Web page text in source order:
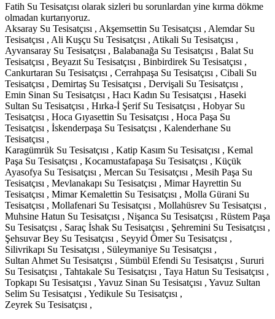
Fatih Su Tesisatçısı olarak sizleri bu sorunlardan yine kırma dökme
olmadan kurtarıyoruz.
Aksaray Su Tesisatçısı , Akşemsettin Su Tesisatçısı , Alemdar Su
Tesisatçısı , Ali Kuşçu Su Tesisatçısı , Atikali Su Tesisatçısı ,
Ayvansaray Su Tesisatçısı , Balabanağa Su Tesisatçısı , Balat Su
Tesisatçısı , Beyazıt Su Tesisatçısı , Binbirdirek Su Tesisatçısı ,
Cankurtaran Su Tesisatçısı , Cerrahpaşa Su Tesisatçısı , Cibali Su
Tesisatçısı , Demirtaş Su Tesisatçısı , Dervişali Su Tesisatçısı ,
Emin Sinan Su Tesisatçısı , Hacı Kadın Su Tesisatçısı , Haseki
Sultan Su Tesisatçısı , Hırka-İ Şerif Su Tesisatçısı , Hobyar Su
Tesisatçısı , Hoca Gıyasettin Su Tesisatçısı , Hoca Paşa Su
Tesisatçısı , İskenderpaşa Su Tesisatçısı , Kalenderhane Su
Tesisatçısı ,
Karagümrük Su Tesisatçısı , Katip Kasım Su Tesisatçısı , Kemal
Paşa Su Tesisatçısı , Kocamustafapaşa Su Tesisatçısı , Küçük
Ayasofya Su Tesisatçısı , Mercan Su Tesisatçısı , Mesih Paşa Su
Tesisatçısı , Mevlanakapı Su Tesisatçısı , Mimar Hayrettin Su
Tesisatçısı , Mimar Kemalettin Su Tesisatçısı , Molla Gürani Su
Tesisatçısı , Mollafenari Su Tesisatçısı , Mollahüsrev Su Tesisatçısı ,
Muhsine Hatun Su Tesisatçısı , Nişanca Su Tesisatçısı , Rüstem Paşa
Su Tesisatçısı , Saraç İshak Su Tesisatçısı , Şehremini Su Tesisatçısı ,
Şehsuvar Bey Su Tesisatçısı , Seyyid Ömer Su Tesisatçısı ,
Silivrikapı Su Tesisatçısı , Süleymaniye Su Tesisatçısı ,
Sultan Ahmet Su Tesisatçısı , Sümbül Efendi Su Tesisatçısı , Sururi
Su Tesisatçısı , Tahtakale Su Tesisatçısı , Taya Hatun Su Tesisatçısı ,
Topkapı Su Tesisatçısı , Yavuz Sinan Su Tesisatçısı , Yavuz Sultan
Selim Su Tesisatçısı , Yedikule Su Tesisatçısı ,
Zeyrek Su Tesisatçısı ,